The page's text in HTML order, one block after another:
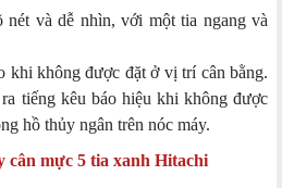
nét và dễ nhìn, với một tia ngang và
khi không được đặt ở vị trí cân bằng.
tiếng kêu báo hiệu khi không được
hồ thủy ngân trên nóc máy.
cân mực 5 tia xanh Hitachi